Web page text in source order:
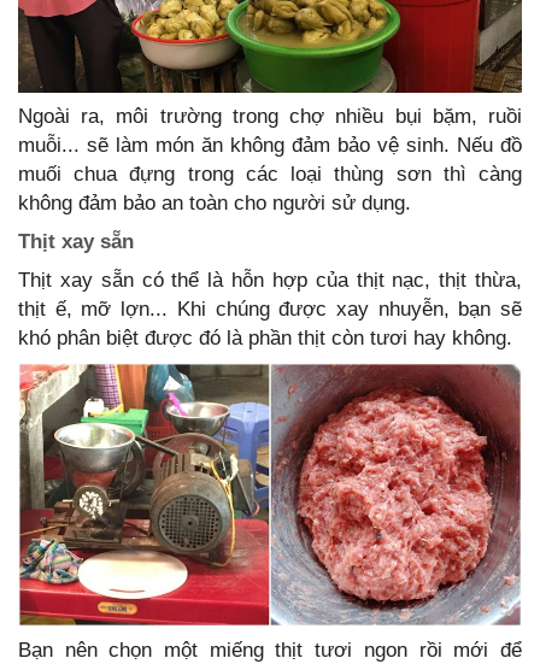
Ngoài ra, môi trường trong chợ nhiều bụi bặm, ruồi
muỗi... sẽ làm món ăn không đảm bảo vệ sinh. Nếu đồ
muối chua đựng trong các loại thùng sơn thì càng
không đảm bảo an toàn cho người sử dụng.
Thịt xay sẵn
Thịt xay sẵn có thể là hỗn hợp của thịt nạc, thịt thừa,
thịt ế, mỡ lợn... Khi chúng được xay nhuyễn, bạn sẽ
khó phân biệt được đó là phần thịt còn tươi hay không.
Bạn nên chọn một miếng thịt tươi ngon rồi mới để